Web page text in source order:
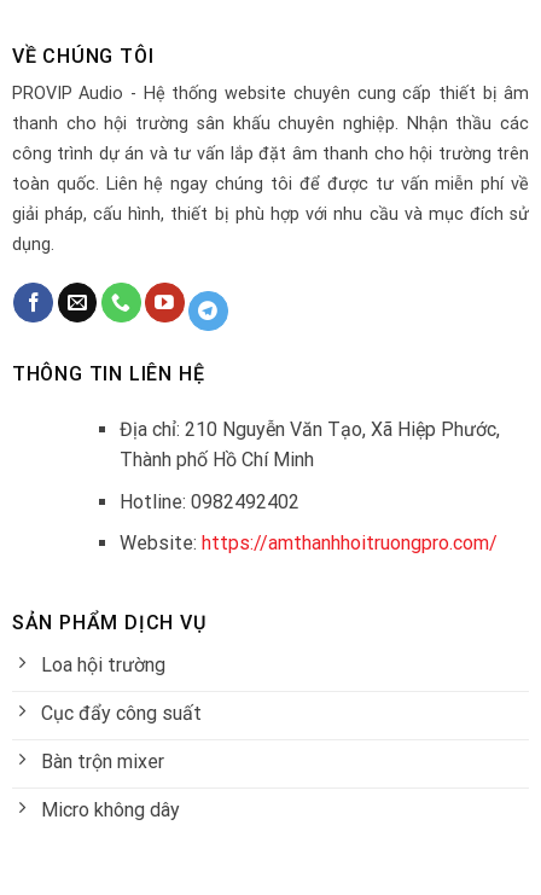
VỀ CHÚNG TÔI
PROVIP Audio - Hệ thống website chuyên cung cấp thiết bị âm
thanh cho hội trường sân khấu chuyên nghiệp. Nhận thầu các
công trình dự án và tư vấn lắp đặt âm thanh cho hội trường trên
toàn quốc. Liên hệ ngay chúng tôi để được tư vấn miễn phí về
giải pháp, cấu hình, thiết bị phù hợp với nhu cầu và mục đích sử
dụng.
THÔNG TIN LIÊN HỆ
Địa chỉ: 210 Nguyễn Văn Tạo, Xã Hiệp Phước,
Thành phố Hồ Chí Minh
Hotline: 0982492402
Website: https://amthanhhoitruongpro.com/
SẢN PHẨM DỊCH VỤ
Loa hội trường
Cục đẩy công suất
Bàn trộn mixer
Micro không dây